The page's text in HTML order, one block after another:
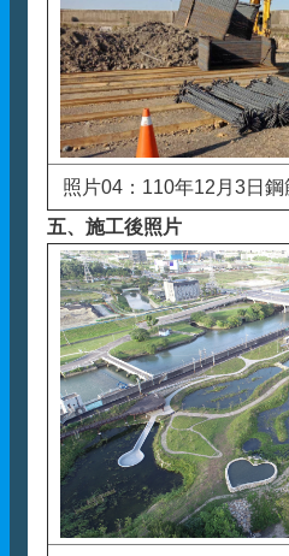
照片04：110年12月3日
五、 施工後照片